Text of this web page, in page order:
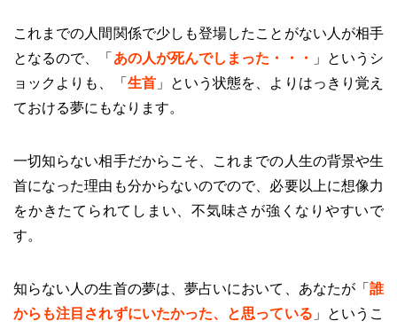
これまでの人間関係で少しも登場したことがない人が相手
となるので、「 あの人が死んでしまった・・・
」というシ
ョックよりも、「 生首」という状態を、よりはっきり覚え
ておける夢にもなります。
一切知らない相手だからこそ、これまでの人生の背景や生
首になった理由も分からないのでので、必要以上に想像力
をかきたてられてしまい、不気味さが強くなりやすいで
す。
知らない人の生首の夢は、夢占いにおいて、あなたが「 誰
からも注目されずにいたかった、と思っている 」というこ